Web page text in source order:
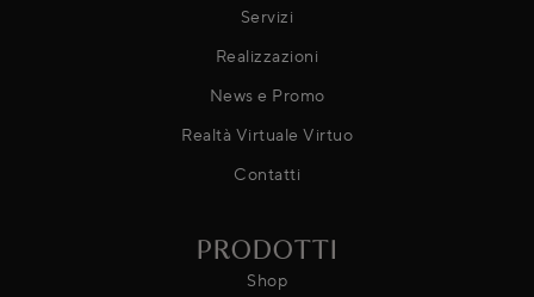
Servizi
Realizzazioni
News e Promo
Realtà Virtuale Virtuo
Contatti
PRODOTTI
Shop